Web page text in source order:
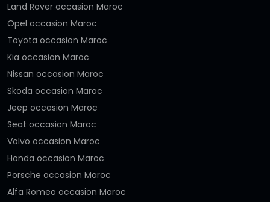
Land Rover occasion Maroc
Opel occasion Maroc
Toyota occasion Maroc
Kia occasion Maroc
Nissan occasion Maroc
Skoda occasion Maroc
Jeep occasion Maroc
Seat occasion Maroc
Volvo occasion Maroc
Honda occasion Maroc
Porsche occasion Maroc
Alfa Romeo occasion Maroc